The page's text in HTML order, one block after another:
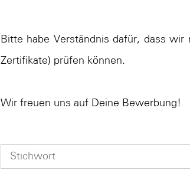
Bitte habe Verständnis dafür, dass wir
Zertifikate) prüfen können.
Wir freuen uns auf Deine Bewerbung!